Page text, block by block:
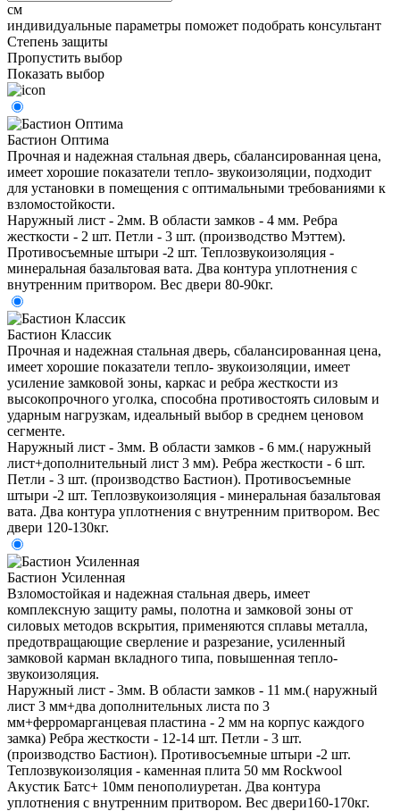
см
индивидуальные параметры поможет подобрать консультант
Степень защиты
Пропустить выбор
Показать выбор
Бастион Оптима
Прочная и надежная стальная дверь, сбалансированная цена,
имеет хорошие показатели тепло- звукоизоляции, подходит
для установки в помещения с оптимальными требованиями к
взломостойкости.
Наружный лист - 2мм. В области замков - 4 мм. Ребра
жесткости - 2 шт. Петли - 3 шт. (производство Мэттем).
Противосъемные штыри -2 шт. Теплозвукоизоляция -
минеральная базальтовая вата. Два контура уплотнения с
внутренним притвором. Вес двери 80-90кг.
Бастион Классик
Прочная и надежная стальная дверь, сбалансированная цена,
имеет хорошие показатели тепло- звукоизоляции, имеет
усиление замковой зоны, каркас и ребра жесткости из
высокопрочного уголка, способна противостоять силовым и
ударным нагрузкам, идеальный выбор в среднем ценовом
сегменте.
Наружный лист - 3мм. В области замков - 6 мм.( наружный
лист+дополнительный лист 3 мм). Ребра жесткости - 6 шт.
Петли - 3 шт. (производство Бастион). Противосъемные
штыри -2 шт. Теплозвукоизоляция - минеральная базальтовая
вата. Два контура уплотнения с внутренним притвором. Вес
двери 120-130кг.
Бастион Усиленная
Взломостойкая и надежная стальная дверь, имеет
комплексную защиту рамы, полотна и замковой зоны от
силовых методов вскрытия, применяются сплавы металла,
предотвращающие сверление и разрезание, усиленный
замковой карман вкладного типа, повышенная тепло-
звукоизоляция.
Наружный лист - 3мм. В области замков - 11 мм.( наружный
лист 3 мм+два дополнительных листа по 3
мм+ферромарганцевая пластина - 2 мм на корпус каждого
замка) Ребра жесткости - 12-14 шт. Петли - 3 шт.
(производство Бастион). Противосъемные штыри -2 шт.
Теплозвукоизоляция - каменная плита 50 мм Rockwool
Акустик Батс+ 10мм пенополиуретан. Два контура
уплотнения с внутренним притвором. Вес двери160-170кг.